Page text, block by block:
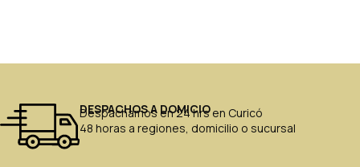
DESPACHOS A DOMICIO
Despachamos en 24 hrs en Curicó
48 horas a regiones, domicilio o sucursal